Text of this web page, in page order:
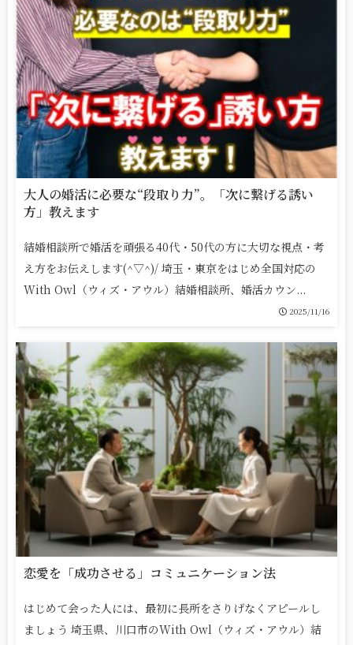
大人の婚活に必要な“段取り力”。「次に繋げる誘い
方」教えます
結婚相談所で婚活を頑張る40代・50代の方に大切な視点・考
え方をお伝えします(^▽^)/ 埼玉・東京をはじめ全国対応の
With Owl（ウィズ・アウル）結婚相談所、婚活カウン...
2025/11/16
恋愛を「成功させる」コミュニケーション法
はじめて会った人には、最初に長所をさりげなくアピールし
ましょう 埼玉県、川口市のWith Owl（ウィズ・アウル）結